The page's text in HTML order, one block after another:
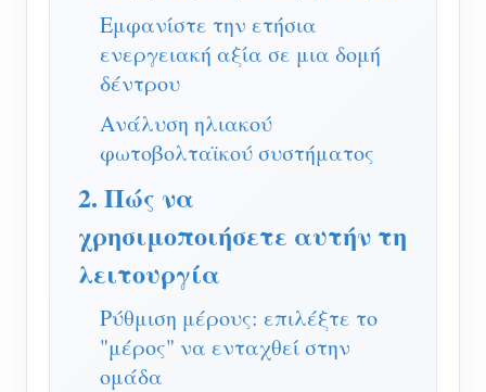
Εμφανίστε την ετήσια
ενεργειακή αξία σε μια δομή
δέντρου
Ανάλυση ηλιακού
φωτοβολταϊκού συστήματος
2. Πώς να
χρησιμοποιήσετε αυτήν τη
λειτουργία
Ρύθμιση μέρους: επιλέξτε το
"μέρος" να ενταχθεί στην
ομάδα